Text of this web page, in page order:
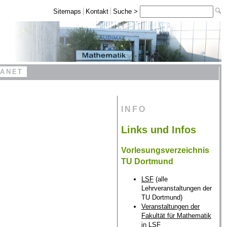
Sitemaps Kontakt Suche >
INFO
Links und Infos
Vorlesungsverzeichnis
TU Dortmund
LSF(alle
Lehrveranstaltungen der
TU Dortmund)
Veranstaltungen der
Fakultät für Mathematik
in LSF